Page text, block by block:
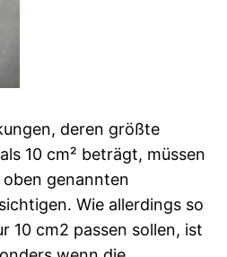
deren größte
10 cm² beträgt, müssen
genannten
Wie allerdings so
10 cm2 passen sollen, ist